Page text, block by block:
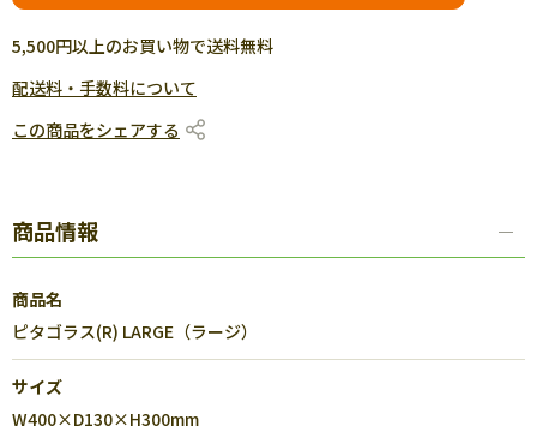
5,500円以上のお買い物で送料無料
配送料・手数料について
この商品をシェアする
商品情報
商品名
ピタゴラス(R) LARGE（ラージ）
サイズ
W400×D130×H300mm